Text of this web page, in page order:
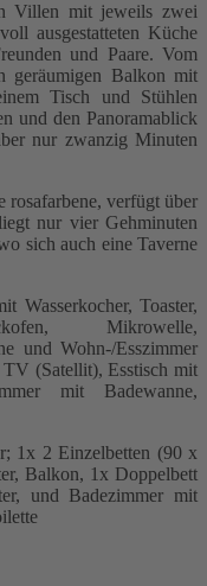
Villen mit jeweils zwei
ausgestatteten Küche
und Paare. Vom
geräumigen Balkon mit
Tisch und Stühlen
und den Panoramablick
nur zwanzig Minuten
rosafarbene, verfügt über
nur vier Gehminuten
sich auch eine Taverne
Wasserkocher, Toaster,
Mikrowelle,
und Wohn-/Esszimmer
(Satellit), Esstisch mit
mit Badewanne,
1x 2 Einzelbetten (90 x
Balkon, 1x Doppelbett
und Badezimmer mit